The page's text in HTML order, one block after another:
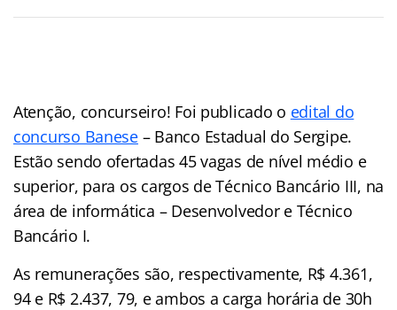
Atenção, concurseiro! Foi publicado o edital do
concurso Banese– Banco Estadual do Sergipe.
Estão sendo ofertadas 45 vagas de nível médio e
superior, para os cargos de Técnico Bancário III, na
área de informática – Desenvolvedor e Técnico
Bancário I.
As remunerações são, respectivamente, R$ 4.361,
94 e R$ 2.437, 79, e ambos a carga horária de 30h